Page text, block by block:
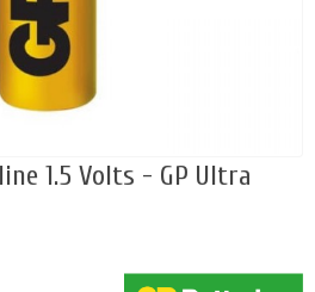
1.5 Volts - GP Ultra